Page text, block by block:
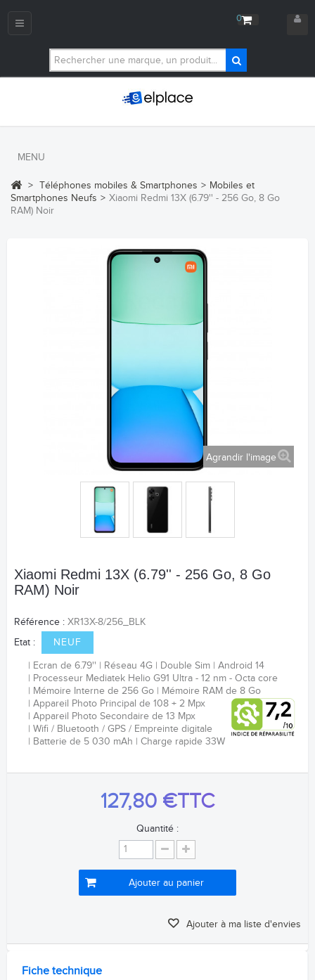
0
Navigation
MENU
> Téléphones mobiles & Smartphones > Mobiles et
Smartphones Neufs > Xiaomi Redmi 13X (6.79'' - 256 Go, 8 Go
RAM) Noir
Agrandir l'image
Xiaomi Redmi 13X (6.79'' - 256 Go, 8 Go
RAM) Noir
Référence : XR13X-8/256_BLK
Etat :
NEUF
Ecran de 6.79'' Réseau 4G Double Sim
Android 14
Processeur Mediatek Helio G91 Ultra - 12 nm - Octa core
Mémoire Interne de 256 Go
Mémoire RAM de 8 Go
Appareil Photo Principal de 108 + 2 Mpx
Appareil Photo Secondaire de 13 Mpx
Wifi / Bluetooth / GPS / Empreinte digitale
Batterie de 5 030 mAh Charge rapide 33W
127,80 €TTC
Quantité :
Ajouter au panier
Ajouter à ma liste d'envies
Fiche technique